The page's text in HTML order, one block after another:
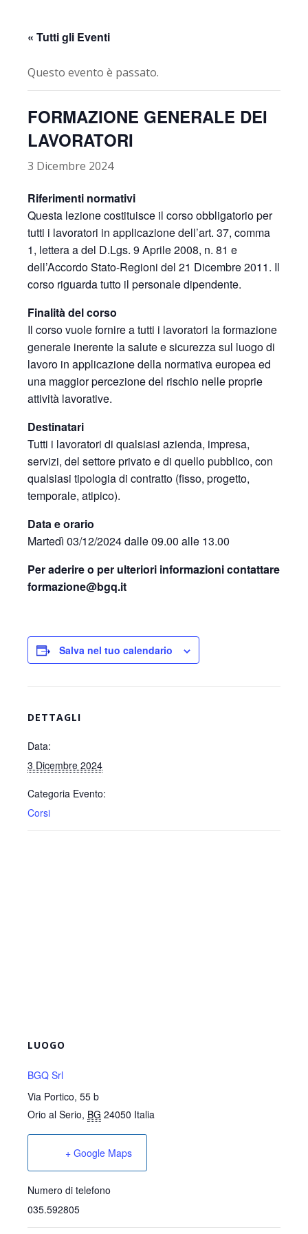
« Tutti gli Eventi
Questo evento è passato.
FORMAZIONE GENERALE DEI
LAVORATORI
3 Dicembre 2024
Riferimenti normativi
Questa lezione costituisce il corso obbligatorio per
tutti i lavoratori in applicazione dell’art. 37, comma
1, lettera a del D.Lgs. 9 Aprile 2008, n. 81 e
dell’Accordo Stato-Regioni del 21 Dicembre 2011. Il
corso riguarda tutto il personale dipendente.
Finalità del corso
Il corso vuole fornire a tutti i lavoratori la formazione
generale inerente la salute e sicurezza sul luogo di
lavoro in applicazione della normativa europea ed
una maggior percezione del rischio nelle proprie
attività lavorative.
Destinatari
Tutti i lavoratori di qualsiasi azienda, impresa,
servizi, del settore privato e di quello pubblico, con
qualsiasi tipologia di contratto (fisso, progetto,
temporale, atipico).
Data e orario
Martedì 03/12/2024 dalle 09.00 alle 13.00
Per aderire o per ulteriori informazioni contattare
formazione@bgq.it
Salva nel tuo calendario
DETTAGLI
Data:
3 Dicembre 2024
Categoria Evento:
Corsi
LUOGO
BGQ Srl
Via Portico, 55 b
Orio al Serio, BG 24050 Italia
+ Google Maps
Numero di telefono
035.592805